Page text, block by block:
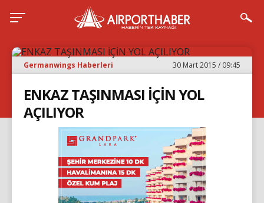
Germanwings Haberleri 30 Mart 2015 / 09:45
ENKAZ TAŞINMASI İÇİN YOL
AÇILIYOR